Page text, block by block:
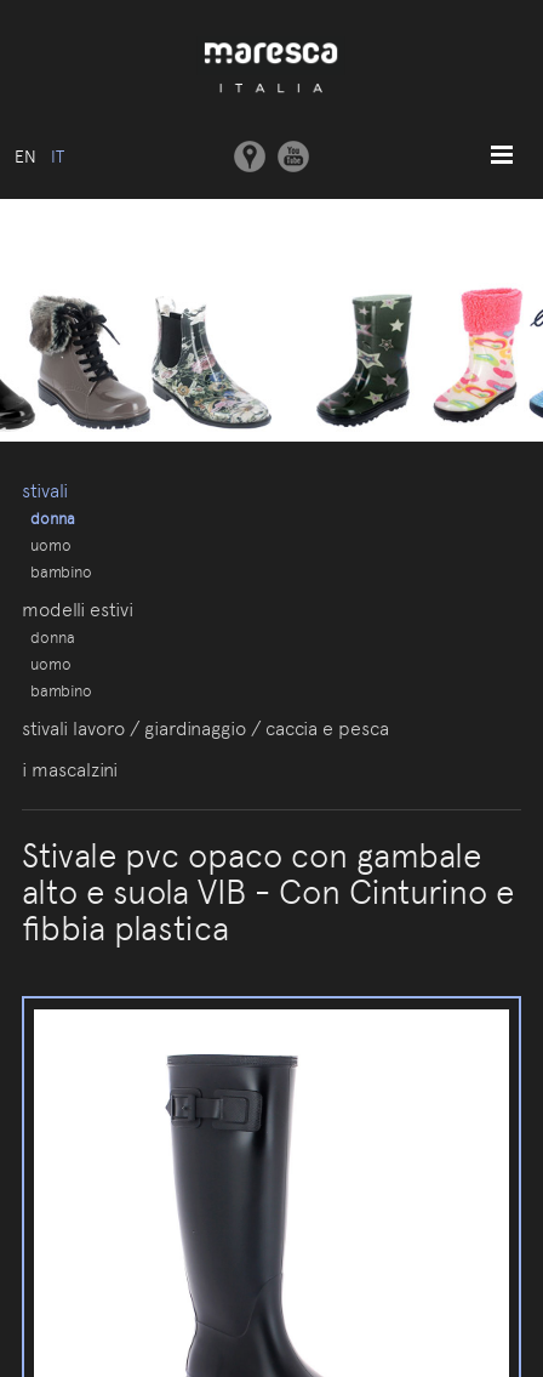
EN IT
STAMPI E MACCHINARI
COMUNICAZIONE
stivali
donna
uomo
bambino
modelli estivi
donna
uomo
bambino
stivali lavoro / giardinaggio / caccia e pesca
i mascalzini
Stivale pvc opaco con gambale
alto e suola VIB - Con Cinturino e
fibbia plastica